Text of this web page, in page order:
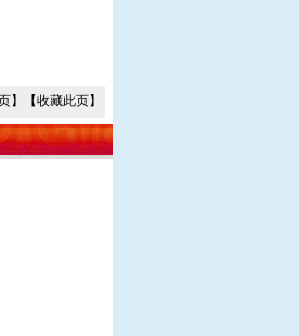
】【收藏此页】